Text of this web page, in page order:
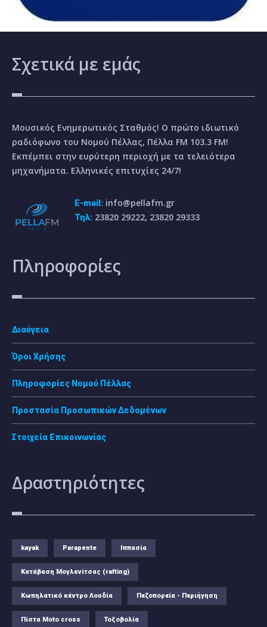
Σχετικά με εμάς
Μουσικός Ενημερωτικός Σταθμός! Ο πρώτο ιδιωτικό
ραδιόφωνο του Νομού Πέλλας, Πέλλα FM 103.3 FM!
Εκπέμπει στην ευρύτερη περιοχή με τα τελειότερα
μηχανήματα. Ελληνικές επιτυχίες 24/7!
E-mail: info@pellafm.gr
Τηλ: 23820 29222, 23820 29333
Πληροφορίες
Διαύγεια
Όροι Χρήσης
Πληροφορίες Νομού Πέλλας
Προστασία Προσωπικών Δεδομένων
Στοιχεία Επικοινωνίας
Δραστηριότητες
kayak Parapente Ιππασία
Κατάβαση Μογλενίτσας (rafting)
Κωπηλατικό κέντρο Λουδία Πεζοπορεία - Περιήγηση
Πίστα Moto cross Τοξοβολία